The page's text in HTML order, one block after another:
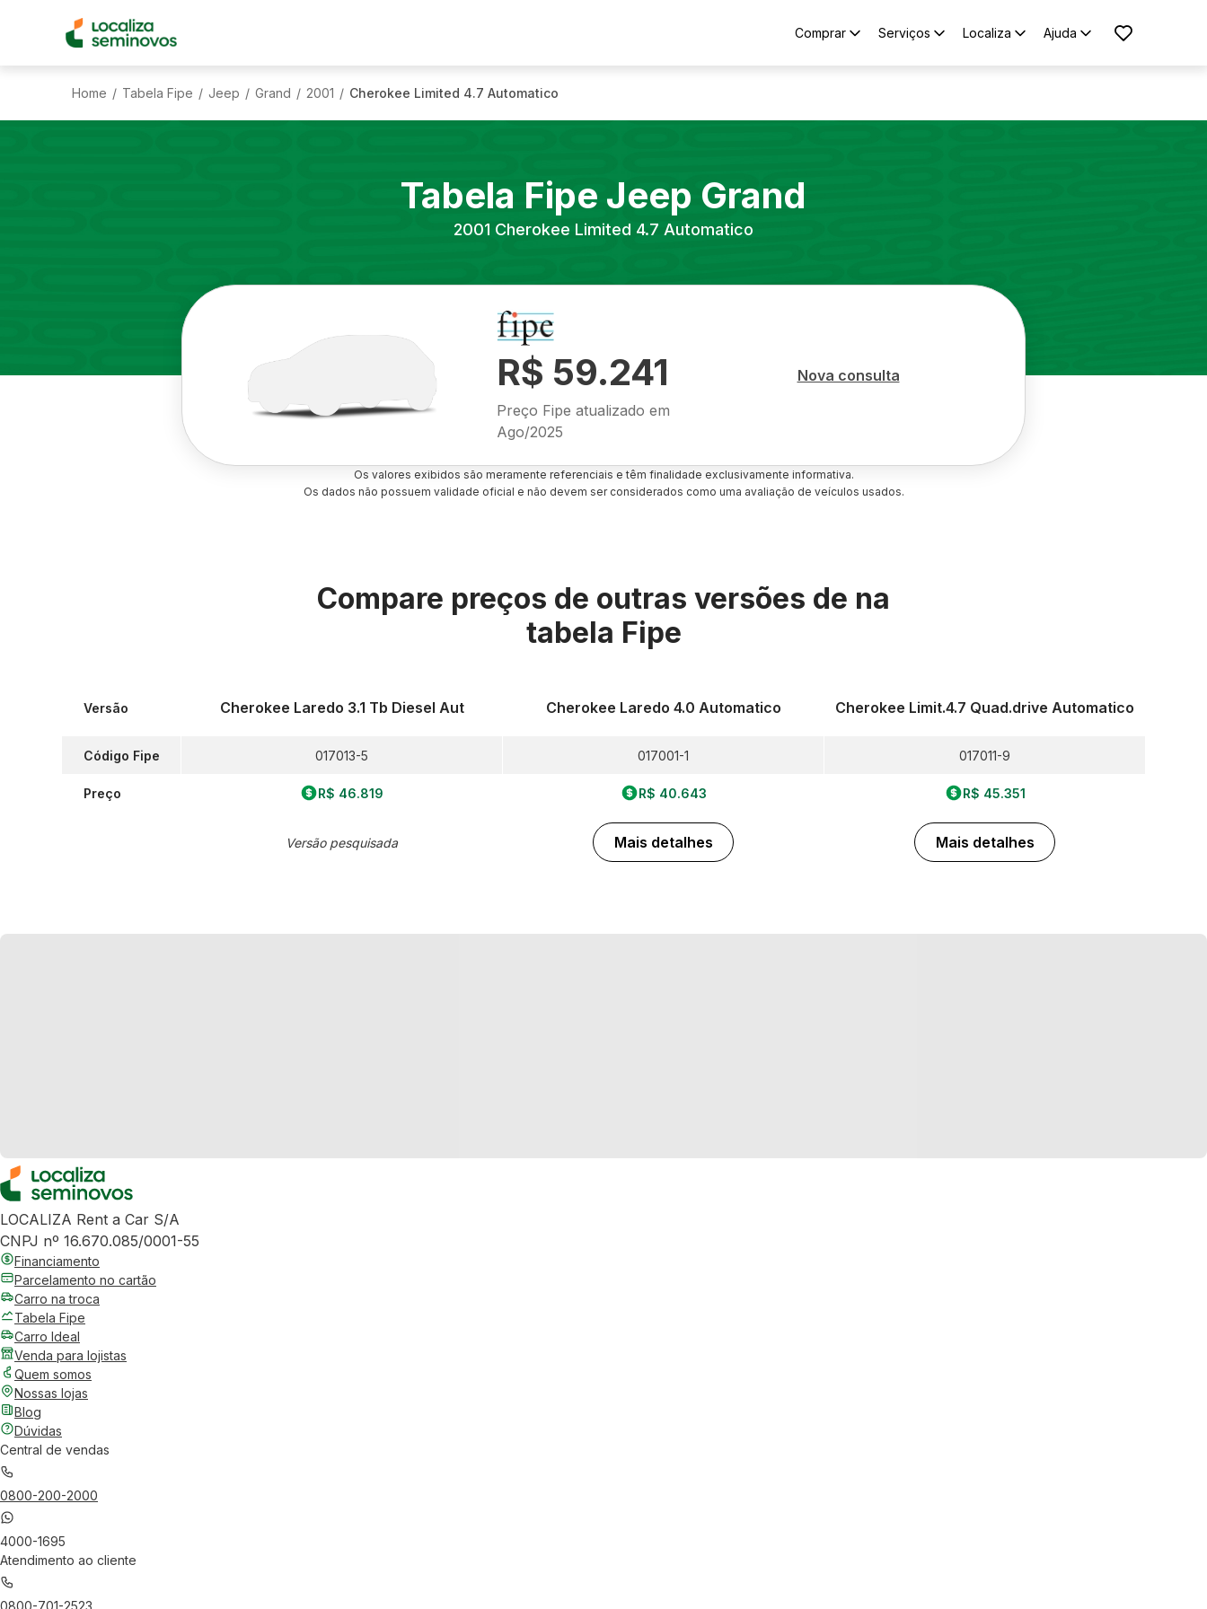
Comprar Serviços Localiza Ajuda
Home / Tabela Fipe / Jeep / Grand / 2001 / Cherokee Limited 4.7 Automatico
Tabela Fipe Jeep Grand
2001 Cherokee Limited 4.7 Automatico
R$ 59.241
Preço Fipe atualizado em
Ago/2025
Nova consulta
Os valores exibidos são meramente referenciais e têm finalidade exclusivamente informativa.
Os dados não possuem validade oficial e não devem ser considerados como uma avaliação de veículos usados.
Compare preços de outras versões de na
tabela Fipe
Versão
Código Fipe
Preço
Cherokee Laredo 3.1 Tb Diesel Aut
017013-5
R$ 46.819
Versão pesquisada
Cherokee Laredo 4.0 Automatico
017001-1
R$ 40.643
Mais detalhes
Cherokee Limit.4.7 Quad.drive Automatico
017011-9
R$ 45.351
Mais detalhes
LOCALIZA Rent a Car S/A
CNPJ nº 16.670.085/0001-55
Financiamento
Parcelamento no cartão
Carro na troca
Tabela Fipe
Carro Ideal
Venda para lojistas
Quem somos
Nossas lojas
Blog
Dúvidas
Central de vendas
0800-200-2000
4000-1695
Atendimento ao cliente
0800-701-2523